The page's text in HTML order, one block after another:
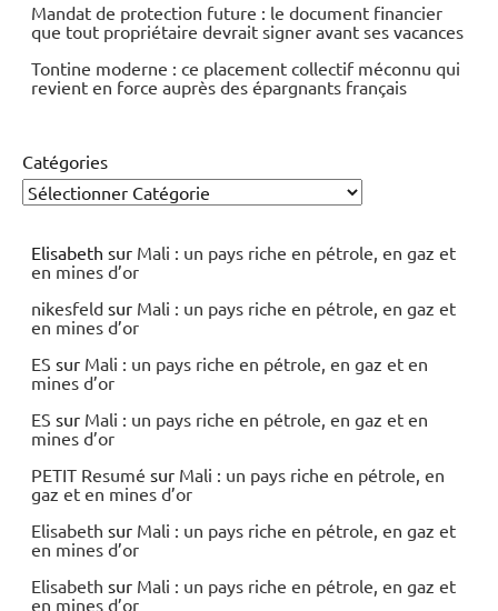
Mandat de protection future : le document financier
que tout propriétaire devrait signer avant ses vacances
Tontine moderne : ce placement collectif méconnu qui
revient en force auprès des épargnants français
Catégories
Elisabeth sur Mali : un pays riche en pétrole, en gaz et
en mines d’or
nikesfeld sur Mali : un pays riche en pétrole, en gaz et
en mines d’or
ES sur Mali : un pays riche en pétrole, en gaz et en
mines d’or
ES sur Mali : un pays riche en pétrole, en gaz et en
mines d’or
PETIT Resumé sur Mali : un pays riche en pétrole, en
gaz et en mines d’or
Elisabeth sur Mali : un pays riche en pétrole, en gaz et
en mines d’or
Elisabeth sur Mali : un pays riche en pétrole, en gaz et
en mines d’or